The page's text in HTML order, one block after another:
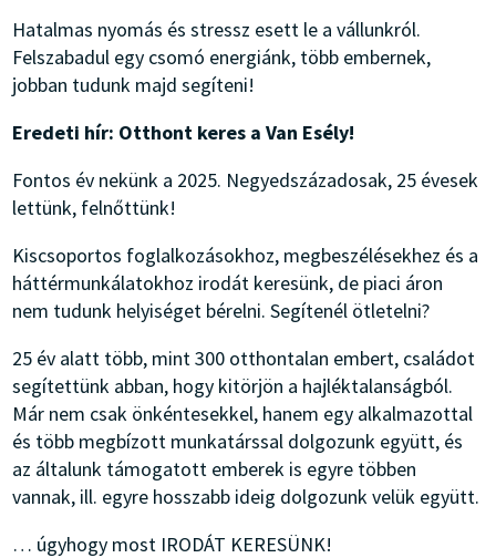
Hatalmas nyomás és stressz esett le a vállunkról.
Felszabadul egy csomó energiánk, több embernek,
jobban tudunk majd segíteni!
Eredeti hír: Otthont keres a Van Esély!
Fontos év nekünk a 2025. Negyedszázadosak, 25 évesek
lettünk, felnőttünk!
Kiscsoportos foglalkozásokhoz, megbeszélésekhez és a
háttérmunkálatokhoz irodát keresünk, de piaci áron
nem tudunk helyiséget bérelni. Segítenél ötletelni?
25 év alatt több, mint 300 otthontalan embert, családot
segítettünk abban, hogy kitörjön a hajléktalanságból.
Már nem csak önkéntesekkel, hanem egy alkalmazottal
és több megbízott munkatárssal dolgozunk együtt, és
az általunk támogatott emberek is egyre többen
vannak, ill. egyre hosszabb ideig dolgozunk velük együtt.
… úgyhogy most IRODÁT KERESÜNK!